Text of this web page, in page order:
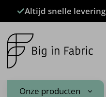
Altijd snelle levering
Onze producten